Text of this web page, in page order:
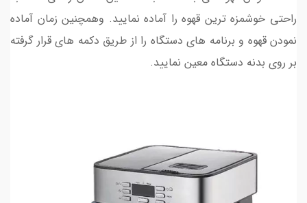
راحتی خوشمزه ترین قهوه را آماده نمایید. وهمچنین زمان آماده
نمودن قهوه و برنامه های دستگاه را از طریق دکمه های قرار گرفته
بر روی بدنه دستگاه معین نمایید.